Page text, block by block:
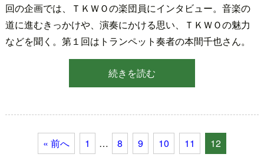
回の企画では、ＴＫＷＯの楽団員にインタビュー。音楽の
道に進むきっかけや、演奏にかける思い、ＴＫＷＯの魅力
などを聞く。第１回はトランペット奏者の本間千也さん。
続きを読む
« 前へ 1 … 8 9 10 11 12